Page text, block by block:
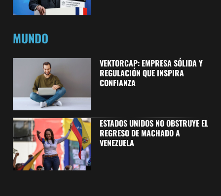
MUNDO
VEKTORCAP: EMPRESA SÓLIDA Y
REGULACIÓN QUE INSPIRA
CONFIANZA
ESTADOS UNIDOS NO OBSTRUYE EL
REGRESO DE MACHADO A
VENEZUELA